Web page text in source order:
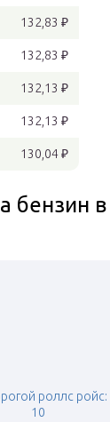
132,83 ₽
132,83 ₽
132,13 ₽
132,13 ₽
130,04 ₽
бензин
роллс ройс:
10